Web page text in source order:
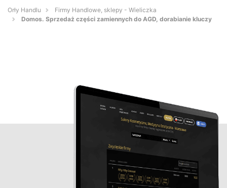
Orły Handlu
Firmy Handlowe, sklepy - Wieliczka
Domos. Sprzedaż części zamiennych do AGD, dorabianie kluczy